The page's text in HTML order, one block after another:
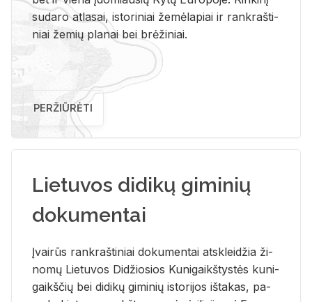
su­da­ro at­la­sai, is­to­ri­niai že­mė­la­piai ir rank­raš­ti­
niai že­mių pla­nai bei brė­ži­niai.
PERŽIŪRĖTI
Lietuvos didikų giminių
dokumentai
Įvai­rūs rank­raš­ti­niai do­ku­men­tai at­sklei­džia ži­
no­mų Lie­tu­vos Di­džio­sios Ku­ni­gaikš­tys­tės ku­ni­
gaikš­čių bei di­di­kų gi­mi­nių is­to­ri­jos iš­ta­kas, pa­